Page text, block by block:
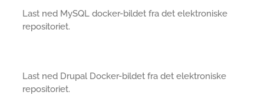
Last ned MySQL docker-bildet fra det elektroniske
repositoriet.
Last ned Drupal Docker-bildet fra det elektroniske
repositoriet.